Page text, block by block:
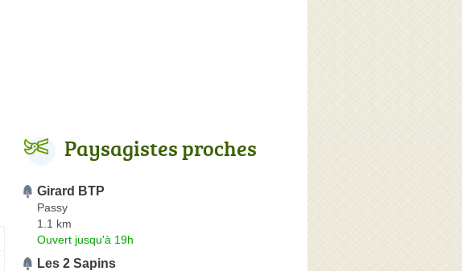
Paysagistes proches
Girard BTP
Passy
1.1 km
Ouvert jusqu'à 19h
Les 2 Sapins